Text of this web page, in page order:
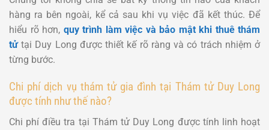
hàng ra bên ngoài, kể cả sau khi vụ việc đã kết thúc. Để
hiểu rõ hơn, quy trình làm việc và bảo mật khi thuê thám
tửtại Duy Long được thiết kế rõ ràng và có trách nhiệm ở
từng bước.
Chi phí dịch vụ thám tử gia đình tại Thám tử Duy Long
được tính như thế nào?
Chi phí điều tra tại Thám tử Duy Long được tính linh hoạt